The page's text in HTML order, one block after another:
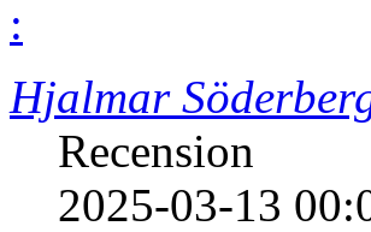
Hjalmar
Recension
2025-03-13